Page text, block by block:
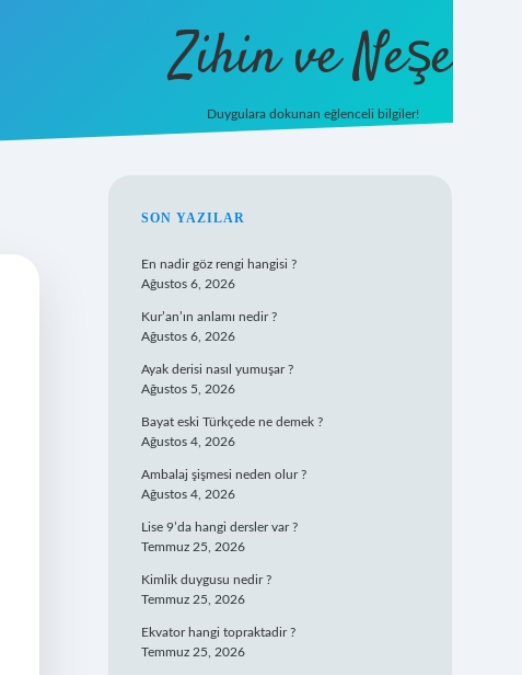
Zihin ve Neşe
Duygulara dokunan eğlenceli bilgiler!
SIDEBAR
SON YAZILAR
En nadir göz rengi hangisi ?
Ağustos 6, 2026
Kur’an’ın anlamı nedir ?
Ağustos 6, 2026
Ayak derisi nasıl yumuşar ?
Ağustos 5, 2026
Bayat eski Türkçede ne demek ?
Ağustos 4, 2026
Ambalaj şişmesi neden olur ?
Ağustos 4, 2026
Lise 9’da hangi dersler var ?
Temmuz 25, 2026
Kimlik duygusu nedir ?
Temmuz 25, 2026
Ekvator hangi topraktadir ?
Temmuz 25, 2026